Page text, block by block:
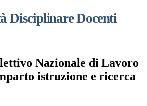
Disciplinare Docenti
Nazionale di Lavoro
istruzione e ricerca